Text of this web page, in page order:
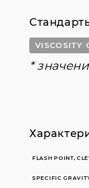
VISCOSITY
*
FLASH POINT,
SPECIFIC